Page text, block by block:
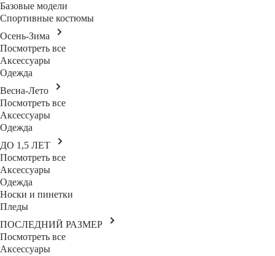
Базовые модели
Спортивные костюмы
Осень-Зима
Посмотреть все
Аксессуары
Одежда
Весна-Лето
Посмотреть все
Аксессуары
Одежда
ДО 1,5 ЛЕТ
Посмотреть все
Аксессуары
Одежда
Носки и пинетки
Пледы
ПОСЛЕДНИЙ РАЗМЕР
Посмотреть все
Аксессуары